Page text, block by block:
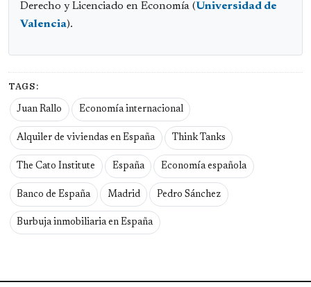
Derecho y Licenciado en Economía (Universidad de
Valencia).
TAGS:
Juan Rallo Economía internacional
Alquiler de viviendas en España Think Tanks
The Cato Institute España Economía española
Banco de España Madrid Pedro Sánchez
Burbuja inmobiliaria en España